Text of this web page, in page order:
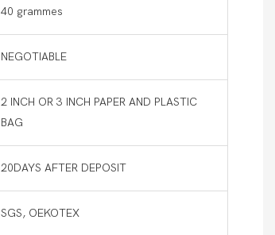
40 grammes
NEGOTIABLE
2 INCH OR 3 INCH PAPER AND PLASTIC
BAG
20DAYS AFTER DEPOSIT
SGS, OEKOTEX